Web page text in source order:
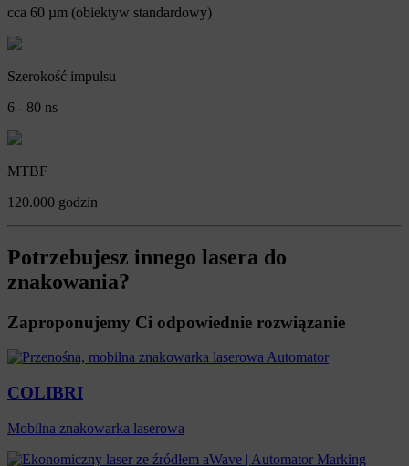
cca 60 µm (obiektyw standardowy)
Szerokość impulsu
6 - 80 ns
MTBF
120.000 godzin
Potrzebujesz innego lasera do
znakowania?
Zaproponujemy Ci odpowiednie rozwiązanie
COLIBRI
Mobilna znakowarka laserowa